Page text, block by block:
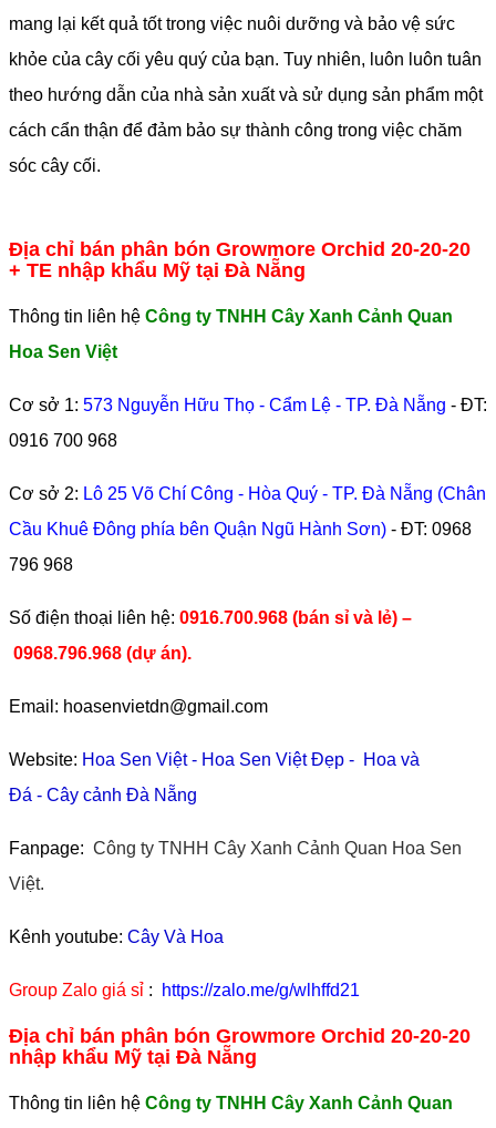
mang lại kết quả tốt trong việc nuôi dưỡng và bảo vệ sức
khỏe của cây cối yêu quý của bạn. Tuy nhiên, luôn luôn tuân
theo hướng dẫn của nhà sản xuất và sử dụng sản phẩm một
cách cẩn thận để đảm bảo sự thành công trong việc chăm
sóc cây cối.
Địa chỉ bán phân bón Growmore Orchid 20-20-20
+ TE nhập khẩu Mỹ tại Đà Nẵng
Thông tin liên hệ Công ty TNHH Cây Xanh Cảnh Quan
Hoa Sen Việt
Cơ sở 1: 573 Nguyễn Hữu Thọ - Cẩm Lệ - TP. Đà Nẵng - ĐT:
0916 700 968
Cơ sở 2: Lô 25 Võ Chí Công - Hòa Quý - TP. Đà Nẵng (Chân
Cầu Khuê Đông phía bên Quận Ngũ Hành Sơn) - ĐT: 0968
796 968
​Số điện thoại liên hệ: 0916.700.968 (bán sỉ và lẻ) –
0968.796.968 (dự án).
Email: hoasenvietdn@gmail.com
Website: Hoa Sen Việt- Hoa Sen Việt Đẹp - Hoa và
Đá - Cây cảnh Đà Nẵng
Fanpage: Công ty TNHH Cây Xanh Cảnh Quan Hoa Sen
Việt.
Kênh youtube: Cây Và Hoa
Group Zalo giá sỉ : https://zalo.me/g/wlhffd21
Địa chỉ bán phân bón Growmore Orchid 20-20-20
nhập khẩu Mỹ tại Đà Nẵng
Thông tin liên hệ Công ty TNHH Cây Xanh Cảnh Quan